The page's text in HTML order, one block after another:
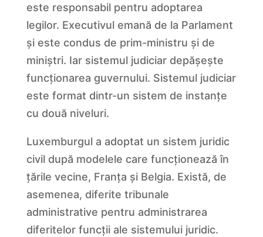
este responsabil pentru adoptarea
legilor. Executivul emană de la Parlament
și este condus de prim-ministru și de
miniștri. Iar sistemul judiciar depășește
funcționarea guvernului. Sistemul judiciar
este format dintr-un sistem de instanțe
cu două niveluri.
Luxemburgul a adoptat un sistem juridic
civil după modelele care funcționează în
țările vecine, Franța și Belgia. Există, de
asemenea, diferite tribunale
administrative pentru administrarea
diferitelor funcții ale sistemului juridic.